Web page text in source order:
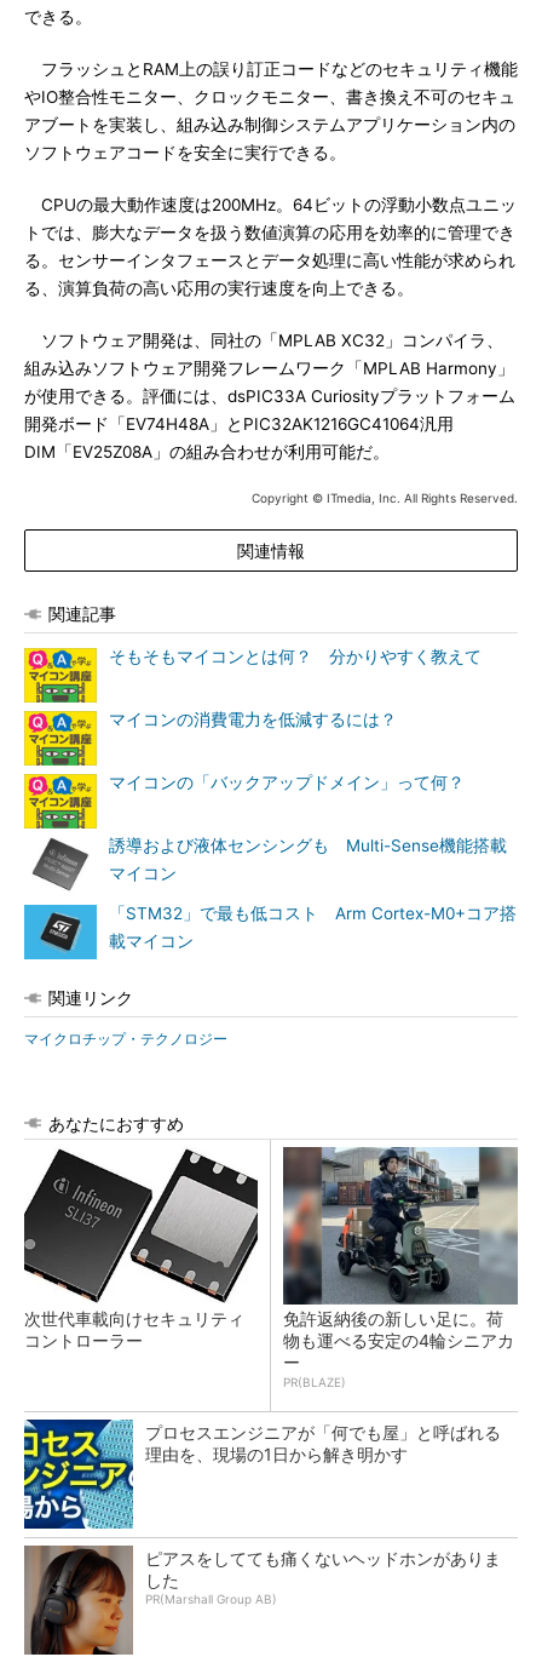
できる。
フラッシュとRAM上の誤り訂正コードなどのセキュリティ機能
やIO整合性モニター、クロックモニター、書き換え不可のセキュ
アブートを実装し、組み込み制御システムアプリケーション内の
ソフトウェアコードを安全に実行できる。
CPUの最大動作速度は200MHz。64ビットの浮動小数点ユニッ
トでは、膨大なデータを扱う数値演算の応用を効率的に管理でき
る。センサーインタフェースとデータ処理に高い性能が求められ
る、演算負荷の高い応用の実行速度を向上できる。
ソフトウェア開発は、同社の「MPLAB XC32」コンパイラ、
組み込みソフトウェア開発フレームワーク「MPLAB Harmony」
が使用できる。評価には、dsPIC33A Curiosityプラットフォーム
開発ボード「EV74H48A」とPIC32AK1216GC41064汎用
DIM「EV25Z08A」の組み合わせが利用可能だ。
Copyright © ITmedia, Inc. All Rights Reserved.
関連情報
関連記事
そもそもマイコンとは何？ 分かりやすく教えて
マイコンの消費電力を低減するには？
マイコンの「バックアップドメイン」って何？
誘導および液体センシングも Multi-Sense機能搭載
マイコン
「STM32」で最も低コスト Arm Cortex-M0+コア搭
載マイコン
関連リンク
マイクロチップ・テクノロジー
あなたにおすすめ
次世代車載向けセキュリティ
コントローラー
免許返納後の新しい足に。荷
物も運べる安定の4輪シニアカ
ー
PR(BLAZE)
プロセスエンジニアが「何でも屋」と呼ばれる
理由を、現場の1日から解き明かす
ピアスをしてても痛くないヘッドホンがありま
した
PR(Marshall Group AB)